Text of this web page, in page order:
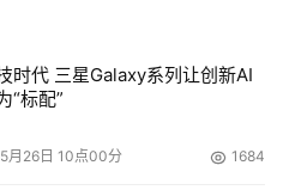
与安全相关的窗口（如"专
便会强行向其进程循环发送垃
自动退出。遍历当前系统中的
。强行删除注册表相关项，达
时代 三星Galaxy系列让创新AI
“标配”
月26日 10点00分 1684